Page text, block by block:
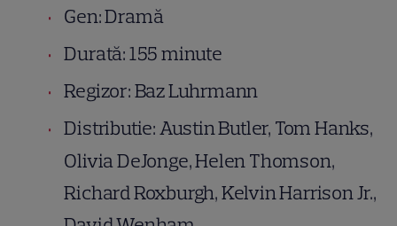
Gen: Dramă
Durată: 155 minute
Regizor: Baz Luhrmann
Distributie: Austin Butler, Tom Hanks,
Olivia DeJonge, Helen Thomson,
Richard Roxburgh, Kelvin Harrison Jr.,